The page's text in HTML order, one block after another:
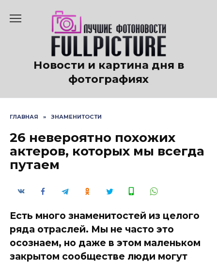
содержанию
Новости и картина дня в
фотографиях
ГЛАВНАЯ » ЗНАМЕНИТОСТИ
26 невероятно похожих
актеров, которых мы всегда
путаем
Есть много знаменитостей из целого
ряда отраслей. Мы не часто это
осознаем, но даже в этом маленьком
закрытом сообществе люди могут